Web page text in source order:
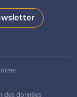
des données